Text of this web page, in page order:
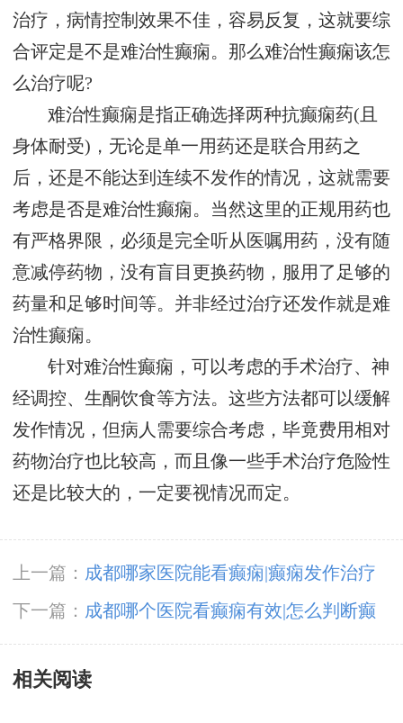
治疗，病情控制效果不佳，容易反复，这就要综
合评定是不是难治性癫痫。那么难治性癫痫该怎
么治疗呢?
难治性癫痫是指正确选择两种抗癫痫药(且
身体耐受)，无论是单一用药还是联合用药之
后，还是不能达到连续不发作的情况，这就需要
考虑是否是难治性癫痫。当然这里的正规用药也
有严格界限，必须是完全听从医嘱用药，没有随
意减停药物，没有盲目更换药物，服用了足够的
药量和足够时间等。并非经过治疗还发作就是难
治性癫痫。
针对难治性癫痫，可以考虑的手术治疗、神
经调控、生酮饮食等方法。这些方法都可以缓解
发作情况，但病人需要综合考虑，毕竟费用相对
药物治疗也比较高，而且像一些手术治疗危险性
还是比较大的，一定要视情况而定。
上一篇： 成都哪家医院能看癫痫|癫痫发作治疗
中的常见问题。
下一篇： 成都哪个医院看癫痫有效|怎么判断癫
痫有没有发作?
相关阅读